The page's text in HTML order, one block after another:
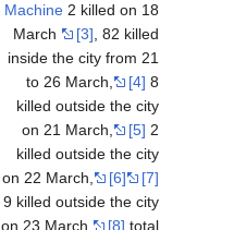
Machine 2 killed on 18
March
[3], 82 killed
inside the city from 21
to 26 March,
[4] 8
killed outside the city
on 21 March,
[5] 2
killed outside the city
on 22 March,
[6]
[7]
9 killed outside the city
on 23 March,
[8] total